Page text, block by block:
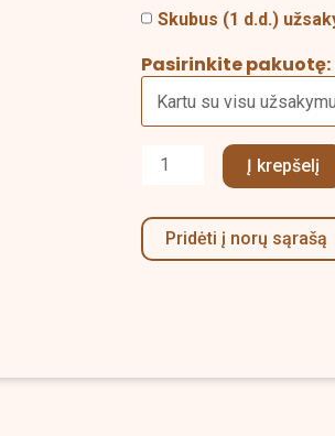
Skubus (1 d.d.)
Pasirinkite pakuotę:
Į krepšelį
Pridėti į norų sąrašą